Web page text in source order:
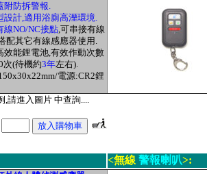
附防拆警報.
設計,適用浴廁高溼環境.
線NO/NC接點,可串接有線
配其它有線感應器使用.
效能鋰電池,有效作動次數
次(待機約3年左右).
電源:CR2鋰
,請進入圖片 中查詢....
<無線 警報喇叭>: